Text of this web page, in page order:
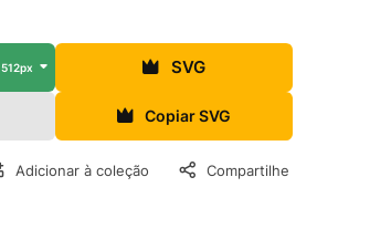
512px SVG
Copiar SVG
Adicionar à coleção Compartilhe